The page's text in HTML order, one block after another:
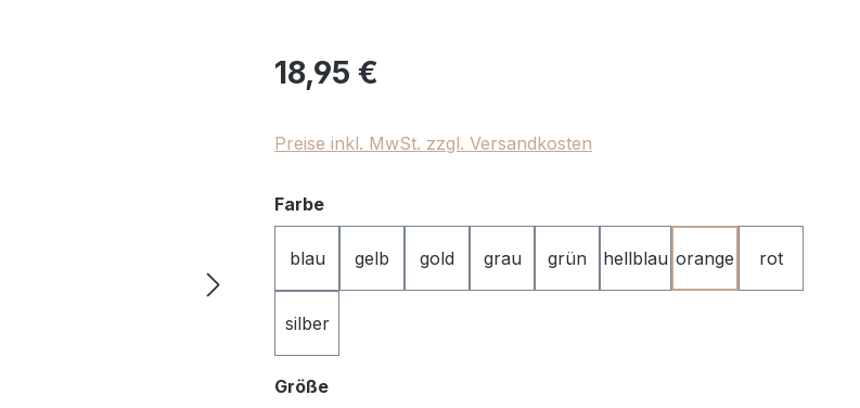
Regulärer Preis:
18,95 €
Preise inkl. MwSt. zzgl. Versandkosten
Farbeauswählen
blau gelb gold grau grün hellblau orange rot
silber
Größeauswählen